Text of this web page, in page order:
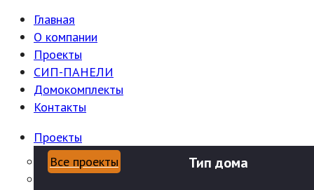
Главная
О компании
Проекты
СИП-ПАНЕЛИ
Домокомплекты
Контакты
Проекты
Все проекты
Тип дома